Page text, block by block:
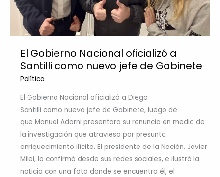
El Gobierno Nacional oficializó a
Santilli como nuevo jefe de Gabinete
Política
El Gobierno Nacional oficializó a Diego
Santilli como nuevo jefe de Gabinete, luego de
que Manuel Adorni presentara su renuncia en medio de
la investigación que atraviesa por presunto
enriquecimiento ilícito. El presidente de la Nación, Javier
Milei, lo confirmó desde sus redes sociales, e ilustró la
noticia con una foto donde se encuentra él, el